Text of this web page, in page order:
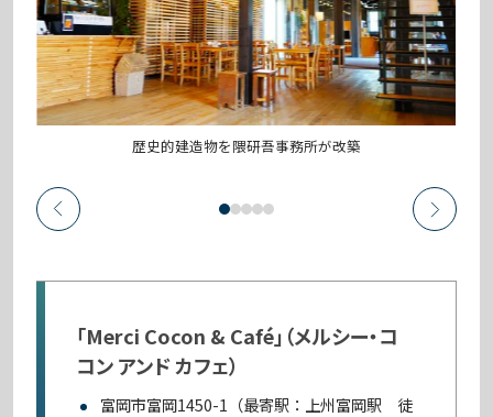
歴史的建造物を隈研吾事務所が改築
「Merci Cocon & Café」（メルシー・コ
コン アンド カフェ）
富岡市富岡1450-1（最寄駅：上州富岡駅 徒